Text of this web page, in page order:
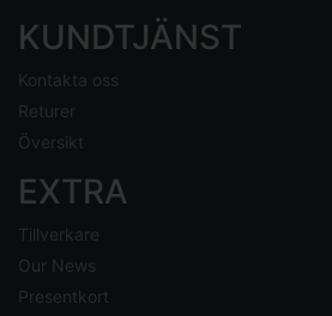
KUNDTJÄNST
Kontakta oss
Returer
Översikt
EXTRA
Tillverkare
Our News
Presentkort